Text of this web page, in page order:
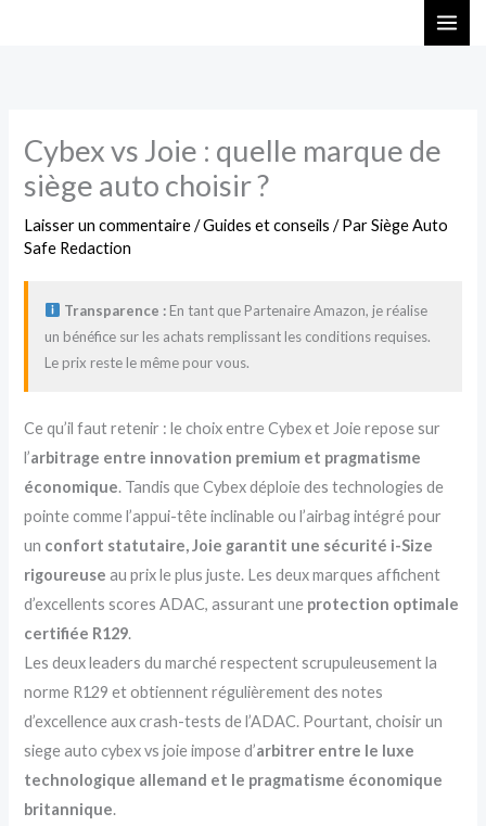
Cybex vs Joie : quelle marque de
siège auto choisir ?
Laisser un commentaire /Guides et conseils / ParSiège Auto
Safe Redaction
Transparence : En tant que Partenaire Amazon, je réalise
un bénéfice sur les achats remplissant les conditions requises.
Le prix reste le même pour vous.
Ce qu’il faut retenir : le choix entre Cybex et Joie repose sur
l’arbitrage entre innovation premium et pragmatisme
économique. Tandis que Cybex déploie des technologies de
pointe comme l’appui-tête inclinable ou l’airbag intégré pour
un confort statutaire, Joie garantit une sécurité i-Size
rigoureuse au prix le plus juste. Les deux marques affichent
d’excellents scores ADAC, assurant une protection optimale
certifiée R129.
Les deux leaders du marché respectent scrupuleusement la
norme R129 et obtiennent régulièrement des notes
d’excellence aux crash-tests de l’ADAC. Pourtant, choisir un
siege auto cybex vs joie impose d’arbitrer entre le luxe
technologique allemand et le pragmatisme économique
britannique.